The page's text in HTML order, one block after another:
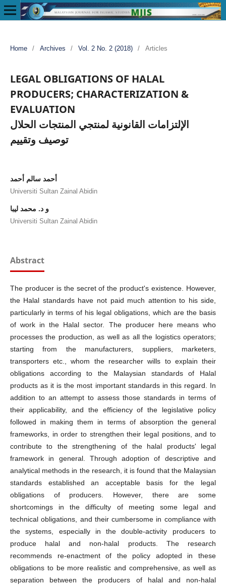
Home / Archives / Vol. 2 No. 2 (2018) / Articles
LEGAL OBLIGATIONS OF HALAL
PRODUCERS; CHARACTERIZATION &
EVALUATION
الإلتزامات القانونية لمنتجي المنتجات الحلال
توصيف وتقييم
أحمد سالم أحمد
Universiti Sultan Zainal Abidin
و د. محمد ليبا
Universiti Sultan Zainal Abidin
Abstract
The producer is the secret of the product's existence. However,
the Halal standards have not paid much attention to his side,
particularly in terms of his legal obligations, which are the basis
of work in the Halal sector. The producer here means who
processes the production, as well as all the logistics operators;
starting from the manufacturers, suppliers, marketers,
transporters etc., whom the researcher wills to explain their
obligations according to the Malaysian standards of Halal
products as it is the most important standards in this regard. In
addition to an attempt to assess those standards in terms of
their applicability, and the efficiency of the legislative policy
followed in making them in terms of absorption the general
frameworks, in order to strengthen their legal positions, and to
contribute to the strengthening of the halal products' legal
framework in general. Through adoption of descriptive and
analytical methods in the research, it is found that the Malaysian
standards established an acceptable basis for the legal
obligations of producers. However, there are some
shortcomings in the difficulty of meeting some legal and
technical obligations, and their cumbersome in compliance with
the systems, especially in the double-activity producers to
produce halal and non-halal products. The research
recommends re-enactment of the policy adopted in these
obligations to be more realistic and comprehensive, as well as
separation between the producers of halal and non-halal